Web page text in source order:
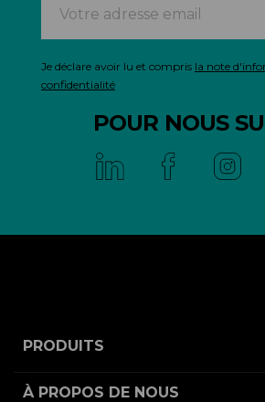
Je déclare avoir lu et compris la note
confidentialité
POUR NOUS
PRODUITS
À PROPOS DE NOUS